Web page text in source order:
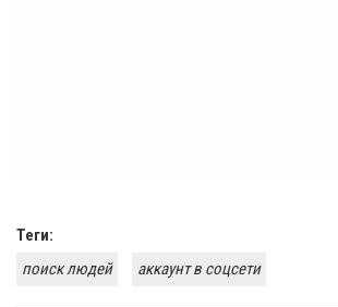
Теги:
поиск людей
аккаунт в соцсети